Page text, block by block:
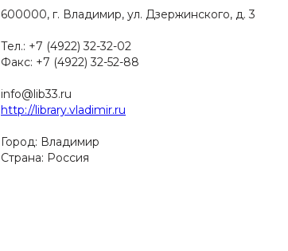
600000, г. Владимир, ул. Дзержинского, д. 3
Тел.: +7 (4922) 32-32-02
Факс: +7 (4922) 32-52-88
info@lib33.ru
http://library.vladimir.ru
Город: Владимир
Страна: Россия